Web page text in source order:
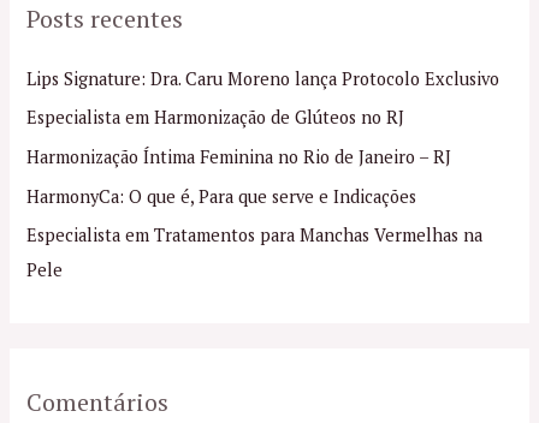
u
s
a
r
p
o
r
Posts recentes
Lips Signature: Dra. Caru Moreno lança Protocolo Exclusivo
Especialista em Harmonização de Glúteos no RJ
Harmonização Íntima Feminina no Rio de Janeiro – RJ
HarmonyCa: O que é, Para que serve e Indicações
Especialista em Tratamentos para Manchas Vermelhas na
Pele
Comentários